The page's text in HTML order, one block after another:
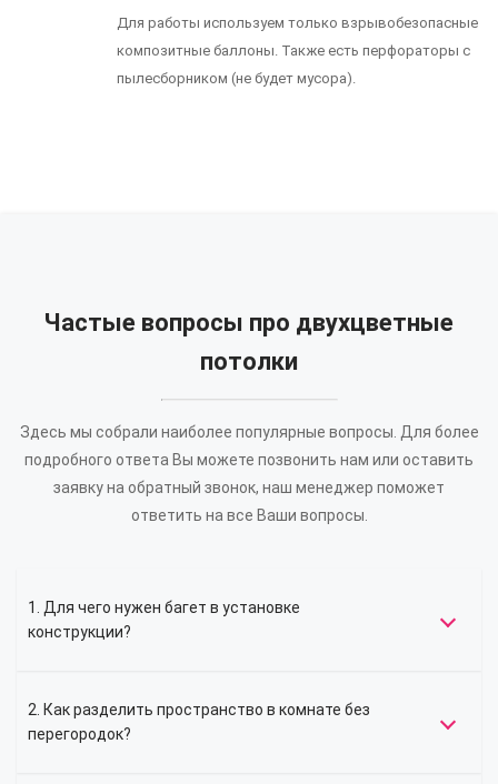
Для работы используем только взрывобезопасные
композитные баллоны. Также есть перфораторы с
пылесборником (не будет мусора).
Частые вопросы про двухцветные
потолки
Здесь мы собрали наиболее популярные вопросы. Для более
подробного ответа Вы можете позвонить нам или оставить
заявку на обратный звонок, наш менеджер поможет
ответить на все Ваши вопросы.
1. Для чего нужен багет в установке
конструкции?
2. Как разделить пространство в комнате без
перегородок?